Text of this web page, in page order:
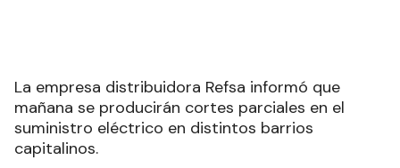
La empresa distribuidora Refsa informó que
mañana se producirán cortes parciales en el
suministro eléctrico en distintos barrios
capitalinos.